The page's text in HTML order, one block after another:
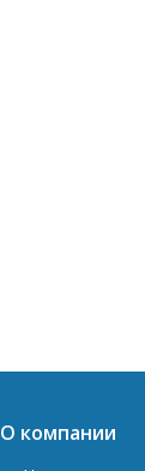
О компании